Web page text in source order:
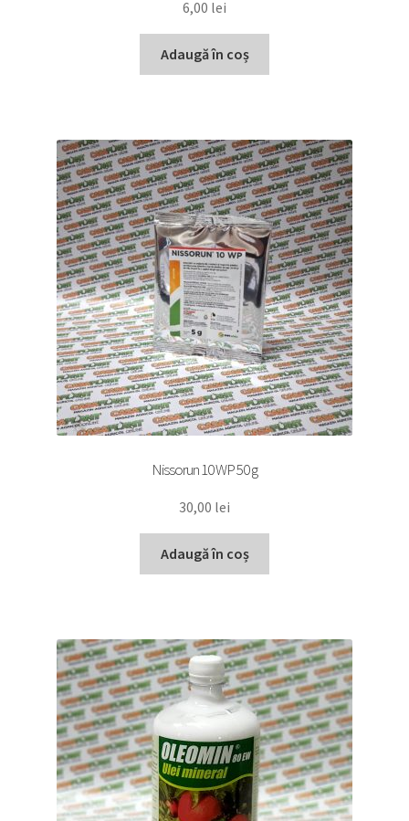
6,00 lei
Adaugă în coș
Nissorun 10 WP 50 g
30,00 lei
Adaugă în coș